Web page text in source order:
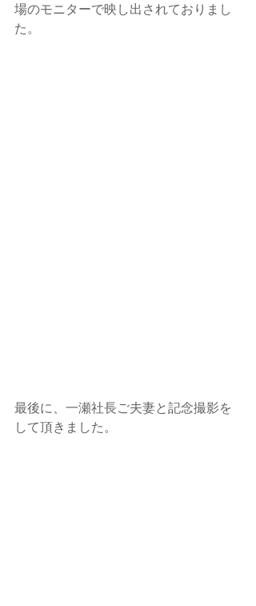
場のモニターで映し出されておりまし
た。
最後に、一瀬社長ご夫妻と記念撮影を
して頂きました。